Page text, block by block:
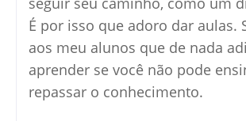
É por isso que adoro dar aulas.
aos meu alunos que de nada
aprender se você não pode
repassar o conhecimento.